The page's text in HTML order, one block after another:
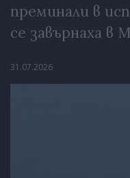
преминали в
се завърнаха в
31.07.2026